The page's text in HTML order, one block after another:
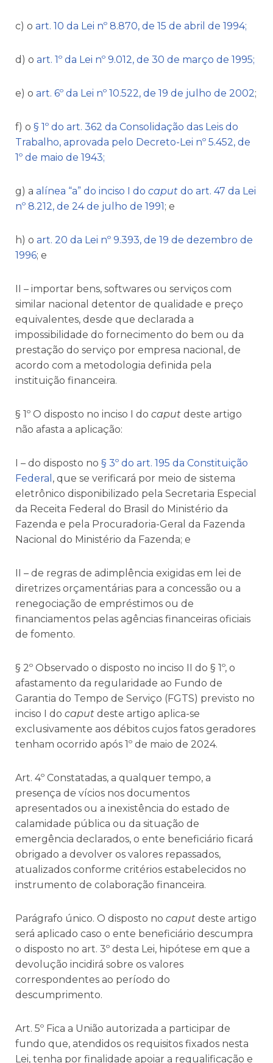
c) o art. 10 da Lei nº 8.870, de 15 de abril de 1994;
d) o art. 1º da Lei nº 9.012, de 30 de março de 1995;
e) o art. 6º da Lei nº 10.522, de 19 de julho de 2002;
f) o § 1º do art. 362 da Consolidação das Leis do
Trabalho, aprovada pelo Decreto-Lei nº 5.452, de
1º de maio de 1943;
g) a alínea “a” do inciso I do caput do art. 47 da Lei
nº 8.212, de 24 de julho de 1991; e
h) o art. 20 da Lei nº 9.393, de 19 de dezembro de
1996; e
II – importar bens, softwares ou serviços com
similar nacional detentor de qualidade e preço
equivalentes, desde que declarada a
impossibilidade do fornecimento do bem ou da
prestação do serviço por empresa nacional, de
acordo com a metodologia definida pela
instituição financeira.
§ 1º O disposto no inciso I do caput deste artigo
não afasta a aplicação:
I – do disposto no § 3º do art. 195 da Constituição
Federal , que se verificará por meio de sistema
eletrônico disponibilizado pela Secretaria Especial
da Receita Federal do Brasil do Ministério da
Fazenda e pela Procuradoria-Geral da Fazenda
Nacional do Ministério da Fazenda; e
II – de regras de adimplência exigidas em lei de
diretrizes orçamentárias para a concessão ou a
renegociação de empréstimos ou de
financiamentos pelas agências financeiras oficiais
de fomento.
§ 2º Observado o disposto no inciso II do § 1º, o
afastamento da regularidade ao Fundo de
Garantia do Tempo de Serviço (FGTS) previsto no
inciso I do caput deste artigo aplica-se
exclusivamente aos débitos cujos fatos geradores
tenham ocorrido após 1º de maio de 2024.
Art. 4º Constatadas, a qualquer tempo, a
presença de vícios nos documentos
apresentados ou a inexistência do estado de
calamidade pública ou da situação de
emergência declarados, o ente beneficiário ficará
obrigado a devolver os valores repassados,
atualizados conforme critérios estabelecidos no
instrumento de colaboração financeira.
Parágrafo único. O disposto no caput deste artigo
será aplicado caso o ente beneficiário descumpra
o disposto no art. 3º desta Lei, hipótese em que a
devolução incidirá sobre os valores
correspondentes ao período do
descumprimento.
Art. 5º Fica a União autorizada a participar de
fundo que, atendidos os requisitos fixados nesta
Lei, tenha por finalidade apoiar a requalificação e